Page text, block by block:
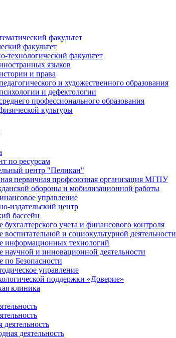
факультет
факультет
технологический факультет
языков
и права
и художественного образования
и дефектологии
профессионального образования
культуры
по ресурсам
центр "Пеликан"
первичная профсоюзная организация МГПУ
обороны и мобилизационной работы
управление
издательский центр
бассейн
бухгалтерского учета и финансового контроля
воспитательной и социокультурной деятельности
информационных технологий
научной и инновационной деятельности
по Безопасности
управление
поддержки «Доверие»
клиника
деятельность
деятельность